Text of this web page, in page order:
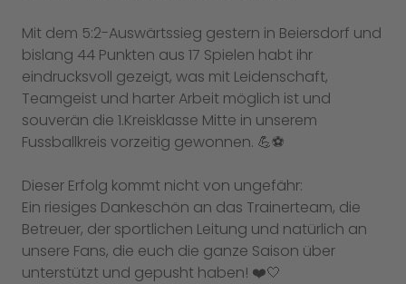
Mit dem 5:2-Auswärtssieg gestern in Beiersdorf und
bislang 44 Punkten aus 17 Spielen habt ihr
eindrucksvoll gezeigt, was mit Leidenschaft,
Teamgeist und harter Arbeit möglich ist und
souverän die 1.Kreisklasse Mitte in unserem
Fussballkreis vorzeitig gewonnen. 💪⚽
Dieser Erfolg kommt nicht von ungefähr:
Ein riesiges Dankeschön an das Trainerteam, die
Betreuer, der sportlichen Leitung und natürlich an
unsere Fans, die euch die ganze Saison über
unterstützt und gepusht haben! ❤️🤍